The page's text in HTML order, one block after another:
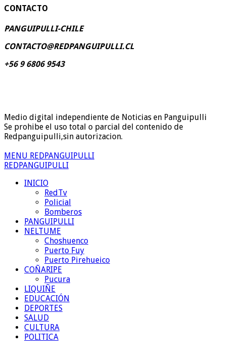
CONTACTO
PANGUIPULLI-CHILE
CONTACTO@REDPANGUIPULLI.CL
+56 9 6806 9543
Medio digital independiente de Noticias en Panguipulli
Se prohibe el uso total o parcial del contenido de
Redpanguipulli,sin autorizacion.
MENU REDPANGUIPULLI
REDPANGUIPULLI
INICIO
RedTv
Policial
Bomberos
PANGUIPULLI
NELTUME
Choshuenco
Puerto Fuy
Puerto Pirehueico
COÑARIPE
Pucura
LIQUIÑE
EDUCACIÓN
DEPORTES
SALUD
CULTURA
POLITICA